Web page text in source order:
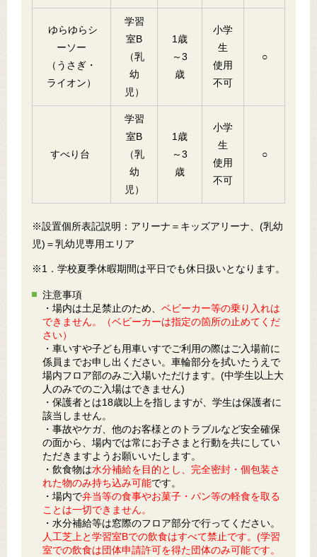
ゆらゆらシ
ーソー
（うさぎ・
ライオン）
学習
室B
（乳
幼
児）
1歳
～3
歳
小学
生
使用
不可
○
すべり台
学習
室B
（乳
幼
児）
1歳
～3
歳
小学
生
使用
不可
○
※設置個所表記説明：アリーナ＝キッズアリーナ、(乳幼
児)＝乳幼児専用エリア
※1．学校夏季休暇期間は平日でも休日扱いとなります。
注意事項
・場内は土足禁止のため、 ベビーカー等の乗り入れは
できません。（ベビーカーは指定の箇所の止めてくだ
さい）
・車いすや子ども用車いすでご利用の際はご入場前に
係員までお申し出ください。車輪部分を拭いたうえで
場内フロア部のみご入場いただけます。(中学生以上大
人のみでのご入場はできません)
・保護者とは18歳以上を指しますが、学生は保護者に
該当しません。
・事故やケガ、他のお客様とのトラブルなど安全確保
の面から、場内では常にお子さまと行動を共にしてい
ただきますようお願いいたします。
・飲食物は水分補給を目的とし、完全密封・個包装さ
れた物のみ持ち込み可能です。
・場内で弁当等の食事やお菓子・パン等の軽食を取る
ことは一切できません。
・水分補給等は窓際のフロア部分で行ってください。
人工芝上と学習室Bでの飲食はすべて禁止です。(学習
室での飲食は団体申請許可を得た団体のみ可能です。